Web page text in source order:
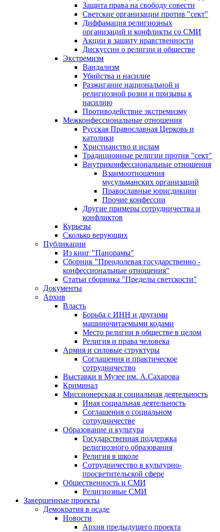
Защита права на свободу совести
Светские организации против "сект"
Диффамация религиозных
организаций и конфликты со СМИ
Акции в защиту нравственности
Дискуссии о религии и обществе
Экстремизм
Вандализм
Убийства и насилие
Разжигание национальной и
религиозной розни и призывы к
насилию
Противодействие экстремизму
Межконфессиональные отношения
Русская Православная Церковь и
католики
Христианство и ислам
Традиционные религии против "сект"
Внутриконфессиональные отношения
Взаимоотношения
мусульманских организаций
Православные юрисдикции
Прочие конфессии
Другие примеры сотрудничества и
конфликтов
Курьезы
Сколько верующих
Публикации
Из книг "Панорамы"
Сборник "Преодолевая государственно -
конфессиональные отношения"
Статьи сборника "Пределы светскости"
Документы
Архив
Власть
Борьба с ИНН и другими
машиночитаемыми кодами
Место религии в обществе в целом
Религия и права человека
Армия и силовые структуры
Соглашения и практическое
сотрудничество
Выставки в Музее им. А.Сахарова
Криминал
Миссионерская и социальная деятельность
Иная социальная деятельность
Соглашения о социальном
сотрудничестве
Образование и культура
Государственная поддержка
религиозного образования
Религия в школе
Сотрудничество в культурно-
просветительской сфере
Общественность и СМИ
Религиозные СМИ
Завершенные проекты
Демократия в осаде
Новости
Архив предыдущего проекта